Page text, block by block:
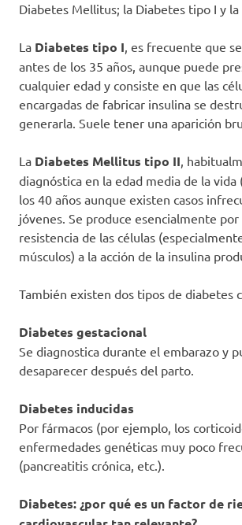
Diabetes Mellitus; la Diabetes tipo I y la
La Diabetes tipo I, es frecuente que
antes de los 35 años, aunque puede
cualquier edad y consiste en que las
encargadas de fabricar insulina se
generarla. Suele tener una aparición
La Diabetes Mellitus tipo II,
diagnóstica en la edad media de la vida
los 40 años aunque existen casos
jóvenes. Se produce esencialmente
resistencia de las células
músculos) a la acción de la insulina
También existen dos tipos de diabetes
Diabetes gestacional
Se diagnostica durante el embarazo y
desaparecer después del parto.
Diabetes inducidas
Por fármacos (por ejemplo, los
enfermedades genéticas muy poco
(pancreatitis crónica, etc.).
Diabetes: ¿por qué es un factor de